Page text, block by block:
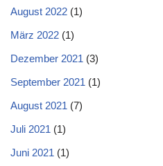
August 2022 (1)
März 2022 (1)
Dezember 2021 (3)
September 2021 (1)
August 2021 (7)
Juli 2021 (1)
Juni 2021 (1)